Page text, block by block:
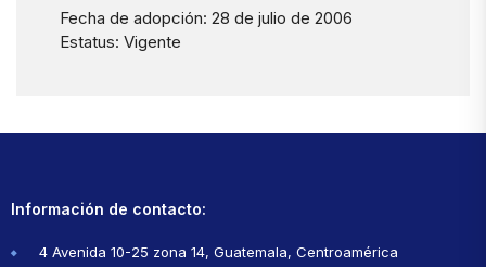
Fecha de adopción: 28 de julio de 2006
Estatus: Vigente
Información de contacto:
4 Avenida 10-25 zona 14, Guatemala, Centroamérica